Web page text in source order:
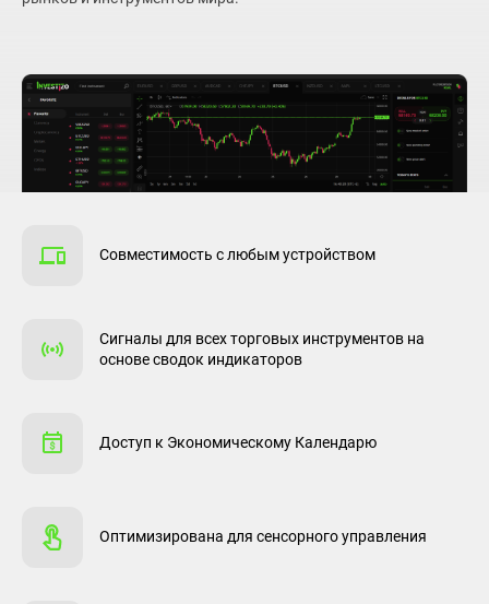
Совместимость с любым устройством
Сигналы для всех торговых инструментов на
основе сводок индикаторов
Доступ к Экономическому Календарю
Оптимизирована для сенсорного управления